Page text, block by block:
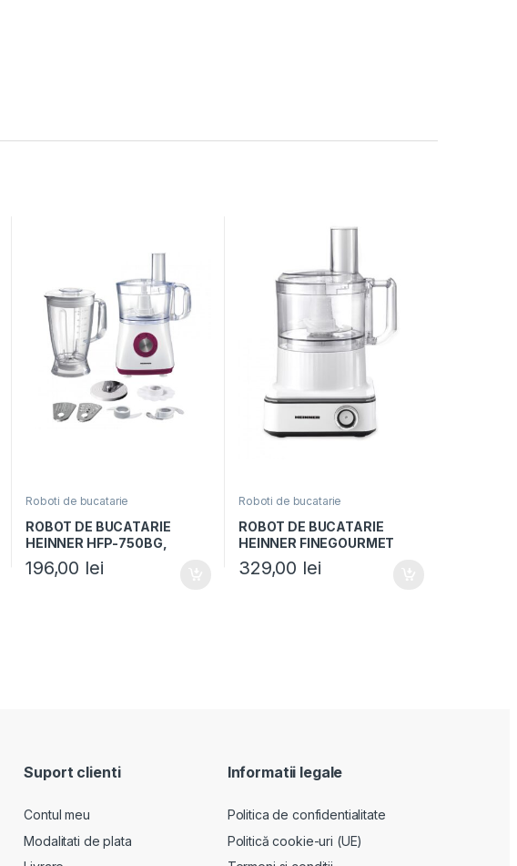
Roboti de bucatarie
ROBOT DE BUCATARIE
HEINNER HFP-750BG,
Putere 750W, Bol 1.2L,
Blender 1.8L, 4 discuri,
196,00 lei
Roboti de bucatarie
ROBOT DE BUCATARIE
HEINNER FINEGOURMET
HFP-K1000WP, Putere
1000W, 6 viteze+pulse, Bol
329,00 lei
Suport clienti
Contul meu
Modalitati de plata
Informatii legale
Politica de confidentialitate
Politică cookie-uri (UE)